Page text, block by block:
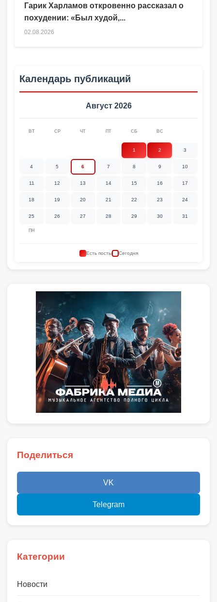
Гарик Харламов откровенно рассказал о
похудении: «Был худой,...
02.08.2026
Календарь публикаций
Август 2026
ПН
ВТ СР ЧТ ПТ СБ ВС
1 2 3
4 5 6 7 8 9 10
11 12 13 14 15 16 17
18 19 20 21 22 23 24
25 26 27 28 29 30 31
Есть посты Сегодня
Поделиться
VK
Telegram
Категории
Новости